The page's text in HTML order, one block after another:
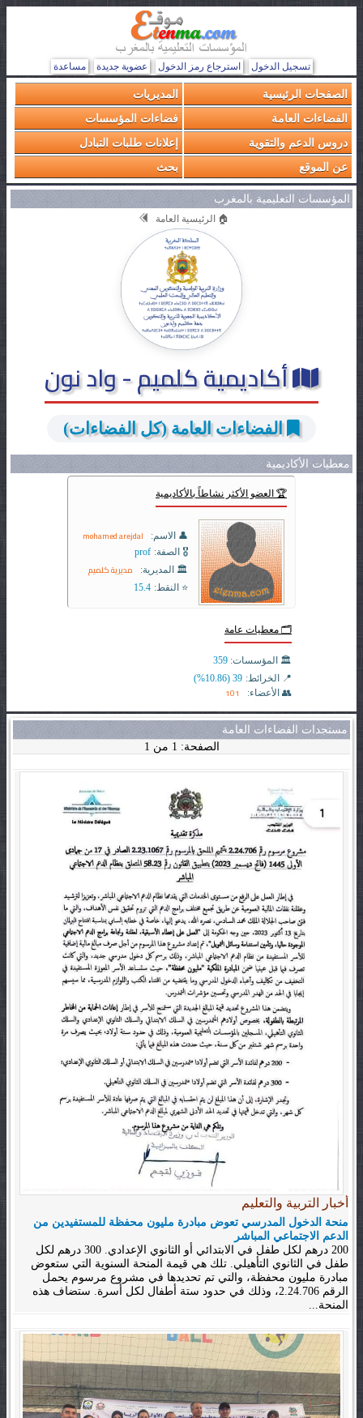
تسجيل الدخول استرجاع رمز الدخول عضوية جديدة مساعدة
الصفحات الرئيسية
المديريات
الفضاءات العامة
فضاءات المؤسسات
دروس الدعم والتقوية
إعلانات طلبات التبادل
عن الموقع
بحث
المؤسسات التعليمية بالمغرب
🏠 الرئيسية العامة
أكاديمية كلميم - واد نون
الفضاءات العامة (كل الفضاءات)
معطيات الأكاديمية
🏆 العضو الأكثر نشاطاً بالأكاديمية
👤 الاسم: mohamed arejdal
🎖️ الصفة: prof
🏛️ المديرية:
مديرية كلميم
⭐ النقط: 15.4
🗂️ معطيات عامة
🏛️ المؤسسات: 359
📍 الخرائط: 39 (10.86%)
👥 الأعضاء:
101
مستجدات الفضاءات العامة
الصفحة: 1 من 1
أخبار التربية والتعليم
منحة الدخول المدرسي تعوض مبادرة مليون محفظة للمستفيدين من
الدعم الاجتماعي المباشر
200 درهم لكل طفل في الابتدائي أو الثانوي الإعدادي. 300 درهم لكل
طفل في الثانوي التأهيلي. تلك هي قيمة المنحة السنوية التي ستعوض
مبادرة مليون محفظة، والتي تم تحديدها في مشروع مرسوم يحمل
الرقم 2.24.706، وذلك في حدود ستة أطفال لكل أسرة. ستضاف هذه
المنحة...